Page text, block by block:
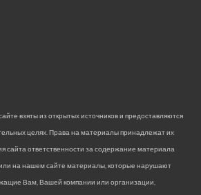
взяты из открытых источников и предоставляются
целях. Права на материалы принадлежат их
сайта ответственности за содержание материала
на нашем сайте материалы, которые нарушают
Вам, Вашей компании или организации,